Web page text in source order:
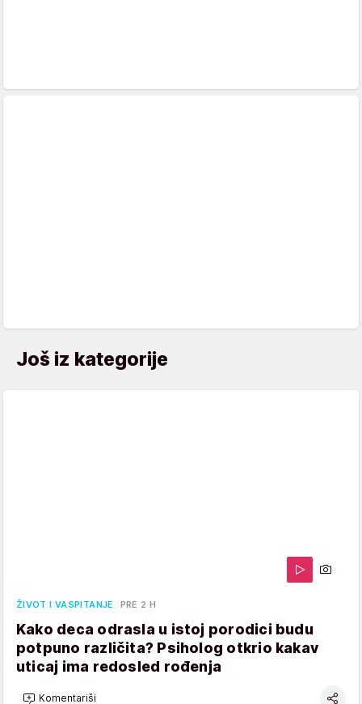
Još iz kategorije
ŽIVOT I VASPITANJE PRE 2 H
Kako deca odrasla u istoj porodici budu
potpuno različita? Psiholog otkrio kakav
uticaj ima redosled rođenja
Komentariši